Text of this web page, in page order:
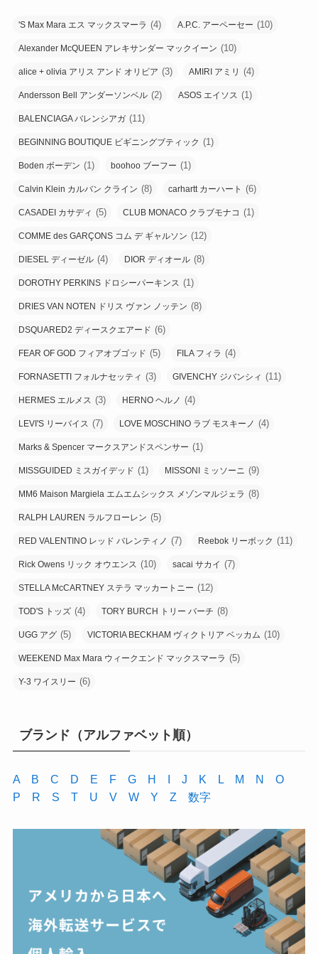
'S Max Mara エス マックスマーラ (4) A.P.C. アーペーセー (10)
Alexander McQUEEN アレキサンダー マックイーン (10)
alice + olivia アリス アンド オリビア (3) AMIRI アミリ (4)
Andersson Bell アンダーソンベル (2) ASOS エイソス (1)
BALENCIAGA バレンシアガ (11)
BEGINNING BOUTIQUE ビギニングブティック (1)
Boden ボーデン (1) boohoo ブーフー (1)
Calvin Klein カルバン クライン (8) carhartt カーハート (6)
CASADEI カサディ (5) CLUB MONACO クラブモナコ (1)
COMME des GARÇONS コム デ ギャルソン (12)
DIESEL ディーゼル (4) DIOR ディオール (8)
DOROTHY PERKINS ドロシーパーキンス (1)
DRIES VAN NOTEN ドリス ヴァン ノッテン (8)
DSQUARED2 ディースクエアード (6)
FEAR OF GOD フィアオブゴッド (5) FILA フィラ (4)
FORNASETTI フォルナセッティ (3) GIVENCHY ジバンシィ (11)
HERMES エルメス (3) HERNO ヘルノ (4)
LEVI'S リーバイス (7) LOVE MOSCHINO ラブ モスキーノ (4)
Marks & Spencer マークスアンドスペンサー (1)
MISSGUIDED ミスガイデッド (1) MISSONI ミッソーニ (9)
MM6 Maison Margiela エムエムシックス メゾンマルジェラ (8)
RALPH LAUREN ラルフローレン (5)
RED VALENTINO レッド バレンティノ (7) Reebok リーボック (11)
Rick Owens リック オウエンス (10) sacai サカイ (7)
STELLA McCARTNEY ステラ マッカートニー (12)
TOD'S トッズ (4) TORY BURCH トリー バーチ (8)
UGG アグ (5) VICTORIA BECKHAM ヴィクトリア ベッカム (10)
WEEKEND Max Mara ウィークエンド マックスマーラ (5)
Y-3 ワイスリー (6)
ブランド（アルファベット順）
A B C D E F G H I J K L M N
O
P
R S T U V W Y Z 数字